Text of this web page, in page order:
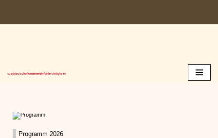
Zum
Programm 2026